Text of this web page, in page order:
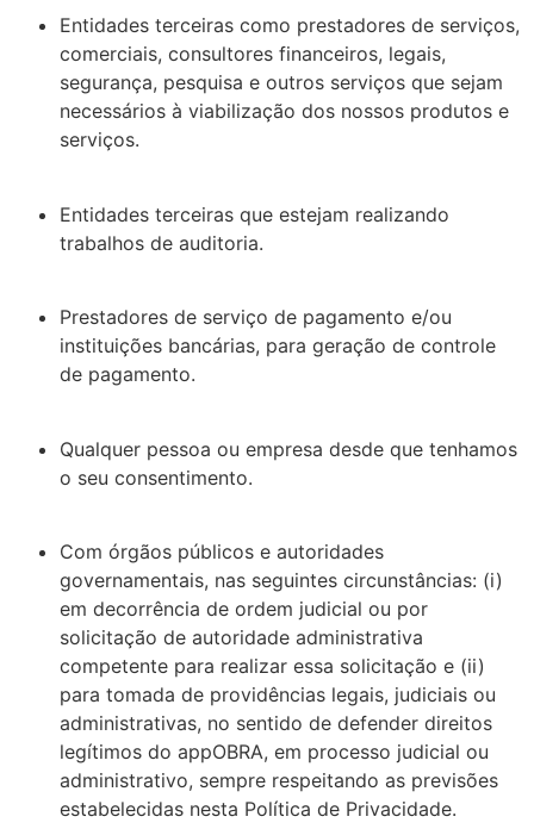
Entidades terceiras como prestadores de serviços,
comerciais, consultores financeiros, legais,
segurança, pesquisa e outros serviços que sejam
necessários à viabilização dos nossos produtos e
serviços.
Entidades terceiras que estejam realizando
trabalhos de auditoria.
Prestadores de serviço de pagamento e/ou
instituições bancárias, para geração de controle
de pagamento.
Qualquer pessoa ou empresa desde que tenhamos
o seu consentimento.
Com órgãos públicos e autoridades
governamentais, nas seguintes circunstâncias: (i)
em decorrência de ordem judicial ou por
solicitação de autoridade administrativa
competente para realizar essa solicitação e (ii)
para tomada de providências legais, judiciais ou
administrativas, no sentido de defender direitos
legítimos do appOBRA, em processo judicial ou
administrativo, sempre respeitando as previsões
estabelecidas nesta Política de Privacidade.